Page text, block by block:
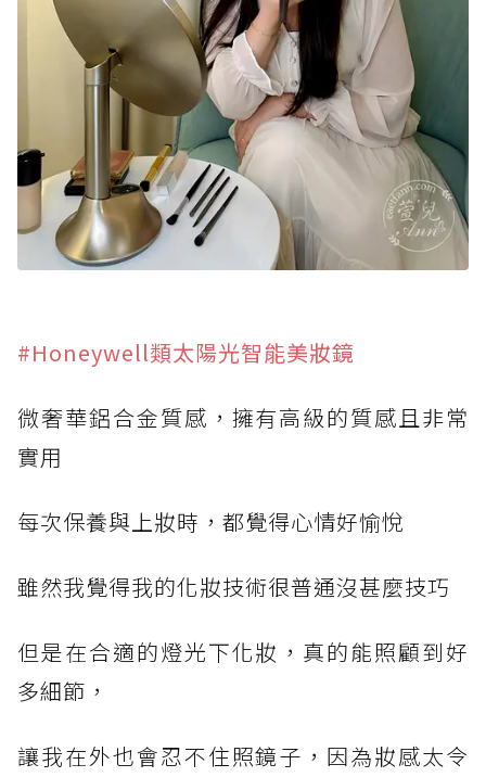
#Honeywell類太陽光智能美妝鏡
微奢華鋁合金質感，擁有高級的質感且非常
實用
每次保養與上妝時，都覺得心情好愉悅
雖然我覺得我的化妝技術很普通沒甚麼技巧
但是在合適的燈光下化妝，真的能照顧到好
多細節，
讓我在外也會忍不住照鏡子，因為妝感太令